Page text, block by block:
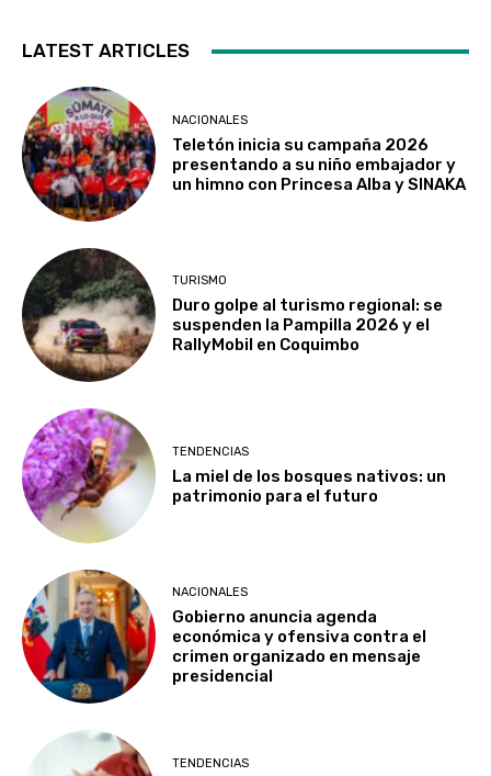
LATEST ARTICLES
NACIONALES
Teletón inicia su campaña 2026
presentando a su niño embajador y
un himno con Princesa Alba y SINAKA
TURISMO
Duro golpe al turismo regional: se
suspenden la Pampilla 2026 y el
RallyMobil en Coquimbo
TENDENCIAS
La miel de los bosques nativos: un
patrimonio para el futuro
NACIONALES
Gobierno anuncia agenda
económica y ofensiva contra el
crimen organizado en mensaje
presidencial
TENDENCIAS